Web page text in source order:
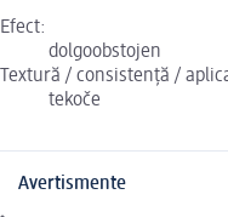
Efect:
dolgoobstojen
Textură / consistență /
tekoče
Avertismente